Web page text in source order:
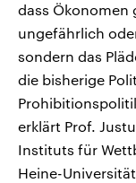
dass Ökonomen
ungefährlich
sondern das
die bisherige
erklärt Prof.
Instituts für
Heine-